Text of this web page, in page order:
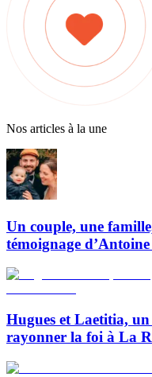
Nos articles à la une
Un couple, une
témoignage
Hugues et Laetitia,
rayonner la foi à La